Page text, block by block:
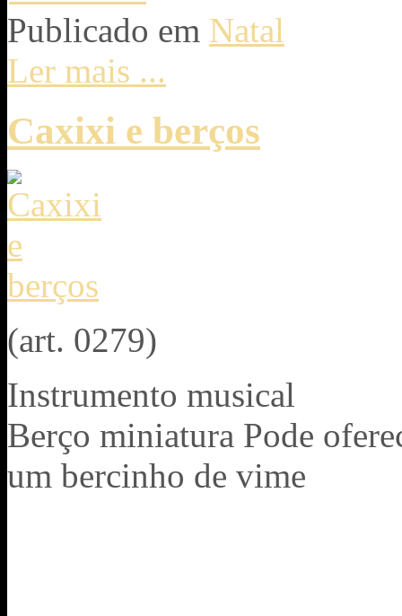
Publicado em Natal
Ler mais ...
Caxixi e berços
(art. 0279)
Instrumento musical
Berço miniatura Pode
um bercinho de vime